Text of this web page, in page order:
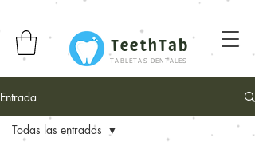
TeethTab
TABLETAS DENTALES
Entrada
Todas las entradas